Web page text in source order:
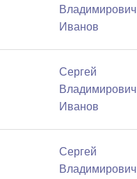
Владимирович
Иванов
Сергей
Владимирович
Иванов
Сергей
Владимирович